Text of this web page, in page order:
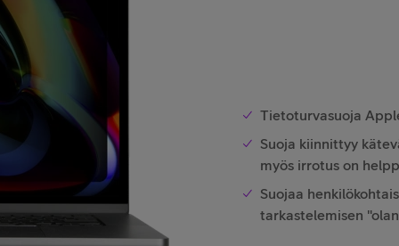
Tietoturvasuoja
Suoja kiinnittyy
myös irrotus on
Suojaa
tarkastelemisen